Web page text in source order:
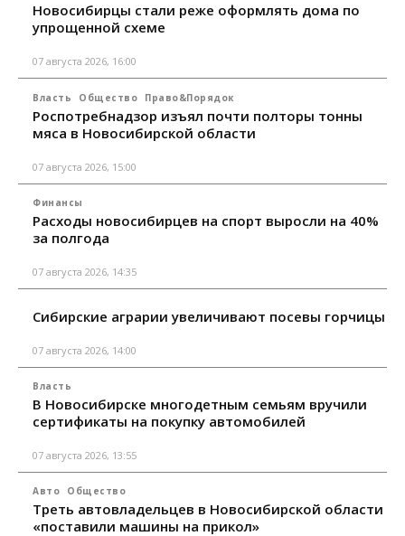
Новосибирцы стали реже оформлять дома по
упрощенной схеме
07 августа 2026, 16:00
Власть Общество Право&Порядок
Роспотребнадзор изъял почти полторы тонны
мяса в Новосибирской области
07 августа 2026, 15:00
Финансы
Расходы новосибирцев на спорт выросли на 40%
за полгода
07 августа 2026, 14:35
Сибирские аграрии увеличивают посевы горчицы
07 августа 2026, 14:00
Власть
В Новосибирске многодетным семьям вручили
сертификаты на покупку автомобилей
07 августа 2026, 13:55
Авто Общество
Треть автовладельцев в Новосибирской области
«поставили машины на прикол»